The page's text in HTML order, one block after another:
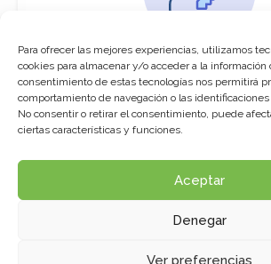
Para ofrecer las mejores experiencias, utilizamos
cookies para almacenar y/o acceder a la información
consentimiento de estas tecnologías nos permitirá
comportamiento de navegación o las
No consentir o retirar el consentimiento, puede
ciertas características y funciones.
Aceptar
Denegar
Ver preferencias
You must be logged in to
course
This course is only available
Click here to